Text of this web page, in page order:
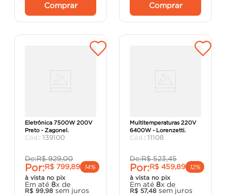
Comprar Comprar
Eletrônica 7500W 200V
Preto - Zagonel.
: 139100
De:R$ 929,00
Por:R$ 799,89
14%
à vista no pix
Em até 8x de
R$ 99,98 sem juros
Multitemperaturas 220V
6400W - Lorenzetti.
: 11108
De:R$ 523,45
Por:R$ 459,89
12%
à vista no pix
Em até 8x de
R$ 57,48 sem juros